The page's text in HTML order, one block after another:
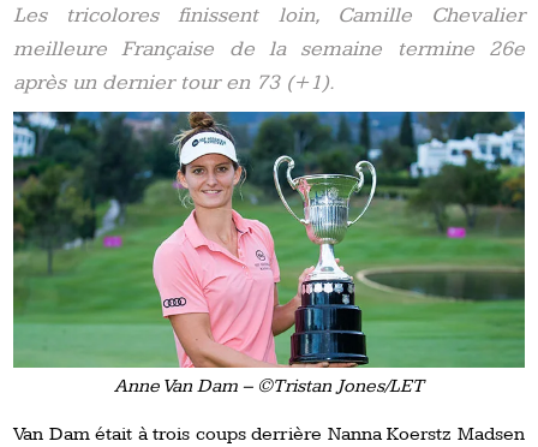
Les tricolores finissent loin, Camille Chevalier
meilleure Française de la semaine termine 26e
après un dernier tour en 73 (+1).
Anne Van Dam – ©Tristan Jones/LET
Van Dam était à trois coups derrière Nanna Koerstz Madsen